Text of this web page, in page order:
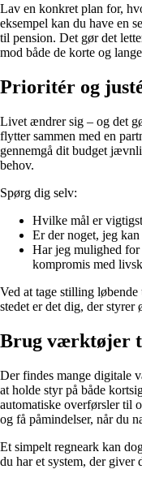
Lav en konkret plan for,
eksempel kan du have en
til pension. Det gør det
mod både de korte og
Prioritér og
Livet ændrer sig – og det
flytter sammen med en
gennemgå dit budget
behov.
Spørg dig selv:
Hvilke mål er
Er der noget, jeg
Har jeg mulighed for
kompromis med
Ved at tage stilling
stedet er det dig, der styrer
Brug værktøjer
Der findes mange digitale
at holde styr på både
automatiske overførsler til
og få påmindelser, når du
Et simpelt regneark kan
du har et system, der